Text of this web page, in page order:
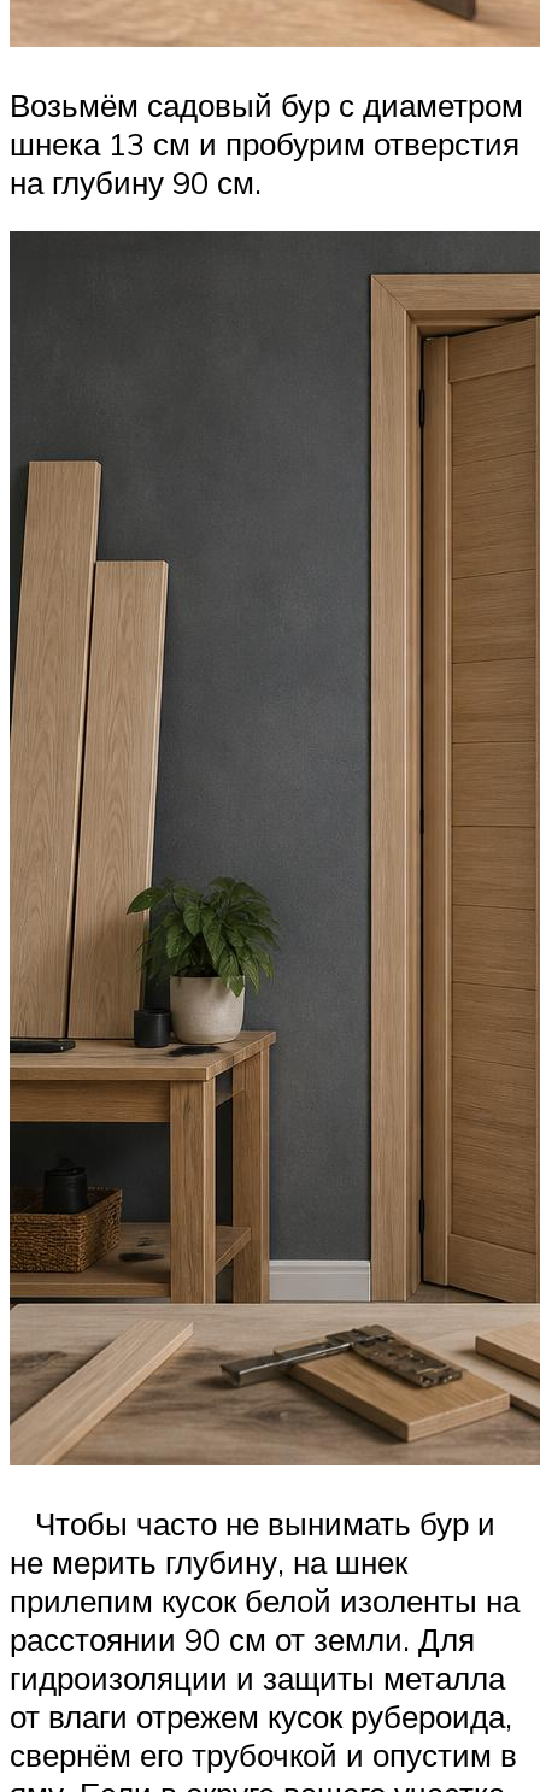
Возьмём садовый бур с диаметром
шнека 13 см и пробурим отверстия
на глубину 90 см.
Чтобы часто не вынимать бур и
не мерить глубину, на шнек
прилепим кусок белой изоленты на
расстоянии 90 см от земли. Для
гидроизоляции и защиты металла
от влаги отрежем кусок рубероида,
свернём его трубочкой и опустим в